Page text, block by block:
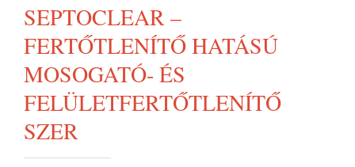
SEPTOCLEAR –
FERTŐTLENÍTŐ HATÁSÚ
MOSOGATÓ- ÉS
FELÜLETFERTŐTLENÍTŐ
SZER